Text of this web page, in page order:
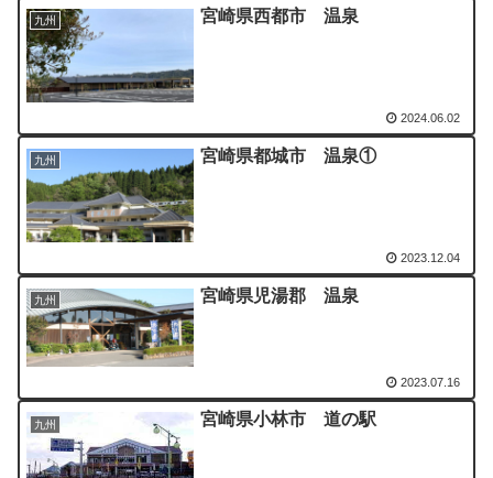
九州 宮崎県西都市 温泉
2024.06.02
九州 宮崎県都城市 温泉①
2023.12.04
九州 宮崎県児湯郡 温泉
2023.07.16
九州 宮崎県小林市 道の駅